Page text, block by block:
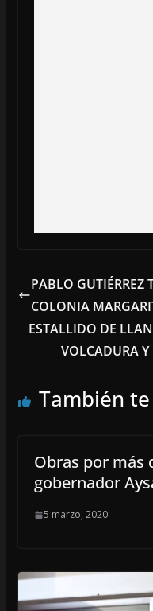
PABLO
COLONIA
ESTALLIDO DE
VOLCADURA Y
También
Obras por más
gobernador
5 marzo, 2020